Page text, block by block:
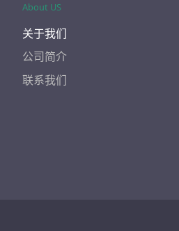
About US
关于我们
公司简介
联系我们